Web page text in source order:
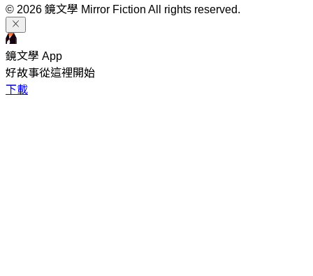
© 2026 鏡文學 Mirror Fiction All rights reserved.
鏡文學 App
好故事從這裡開始
下載